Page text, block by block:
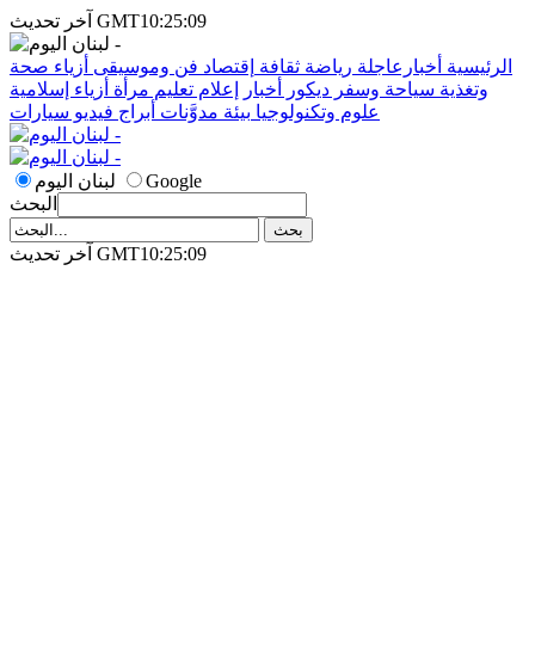
آخر تحديث GMT10:25:09
الرئيسية أخبارعاجلة رياضة ثقافة إقتصاد فن وموسيقى أزياء صحة
وتغذية سياحة وسفر ديكور أخبار إعلام تعليم مرأة أزياء إسلامية
علوم وتكنولوجيا بيئة مدوَّنات أبراج فيديو سيارات
لبنان اليوم
Google
البحث
آخر تحديث GMT10:25:09